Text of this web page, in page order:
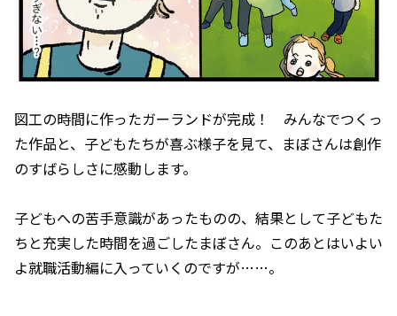
図工の時間に作ったガーランドが完成！ みんなでつくっ
た作品と、子どもたちが喜ぶ様子を見て、まぼさんは創作
のすばらしさに感動します。
子どもへの苦手意識があったものの、結果として子どもた
ちと充実した時間を過ごしたまぼさん。このあとはいよい
よ就職活動編に入っていくのですが……。